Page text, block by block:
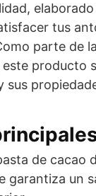
tus
parte de
producto
sus
de cacao
garantiza un